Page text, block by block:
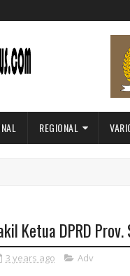
REGIONAL
Ketua DPRD
3 years ago Adv